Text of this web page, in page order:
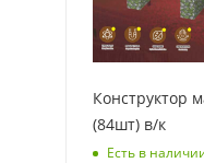
Конструктор
(84шт) в/к
Есть в